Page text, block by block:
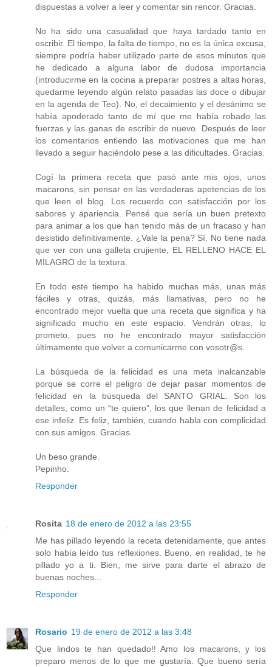
dispuestas a volver a leer y comentar sin rencor. Gracias.
No ha sido una casualidad que haya tardado tanto en
escribir. El tiempo, la falta de tiempo, no es la única excusa,
siempre podría haber utilizado parte de esos minutos que
he dedicado a alguna labor de dudosa importancia
(introducirme en la cocina a preparar postres a altas horas,
quedarme leyendo algún relato pasadas las doce o dibujar
en la agenda de Teo). No, el decaimiento y el desánimo se
había apoderado tanto de mí que me había robado las
fuerzas y las ganas de escribir de nuevo. Después de leer
los comentarios entiendo las motivaciones que me han
llevado a seguir haciéndolo pese a las dificultades. Gracias.
Cogí la primera receta que pasó ante mis ojos, unos
macarons, sin pensar en las verdaderas apetencias de los
que leen el blog. Los recuerdo con satisfacción por los
sabores y apariencia. Pensé que sería un buen pretexto
para animar a los que han tenido más de un fracaso y han
desistido definitivamente. ¿Vale la pena? Sí. No tiene nada
que ver con una galleta crujiente, EL RELLENO HACE EL
MILAGRO de la textura.
En todo este tiempo ha habido muchas más, unas más
fáciles y otras, quizás, más llamativas, pero no he
encontrado mejor vuelta que una receta que significa y ha
significado mucho en este espacio. Vendrán otras, lo
prometo, pues no he encontrado mayor satisfacción
últimamente que volver a comunicarme con vosotr@s.
La búsqueda de la felicidad es una meta inalcanzable
porque se corre el peligro de dejar pasar momentos de
felicidad en la búsqueda del SANTO GRIAL. Son los
detalles, como un “te quiero”, los que llenan de felicidad a
ese infeliz. Es feliz, también, cuando habla con complicidad
con sus amigos. Gracias.
Un beso grande.
Pepinho.
Responder
Rosita 18 de enero de 2012 a las 23:55
Me has pillado leyendo la receta detenidamente, que antes
solo había leído tus reflexiones. Bueno, en realidad, te he
pillado yo a ti. Bien, me sirve para darte el abrazo de
buenas noches...
Responder
Rosario 19 de enero de 2012 a las 3:48
Que lindos te han quedado!! Amo los macarons, y los
preparo menos de lo que me gustaría. Que bueno sería